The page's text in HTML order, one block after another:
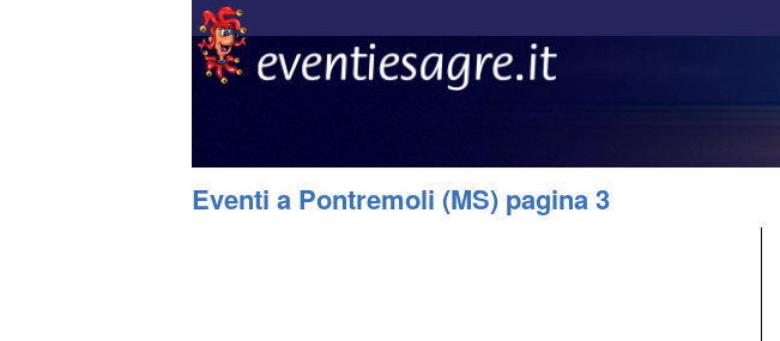
Eventi a Pontremoli (MS) pagina 3